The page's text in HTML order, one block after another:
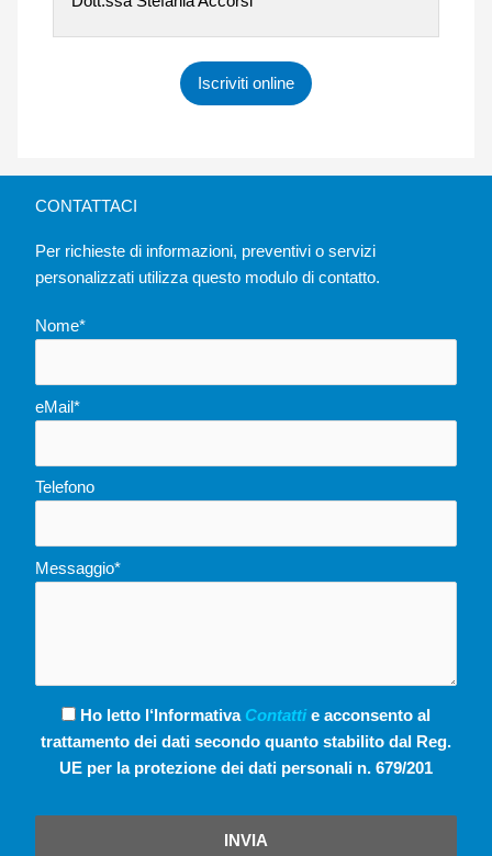
Iscriviti online
CONTATTACI
Per richieste di informazioni, preventivi o servizi
personalizzati utilizza questo modulo di contatto.
Nome*
eMail*
Telefono
Messaggio*
Ho letto l‘Informativa Contattie acconsento al
trattamento dei dati secondo quanto stabilito dal Reg.
UE per la protezione dei dati personali n. 679/201
INVIA